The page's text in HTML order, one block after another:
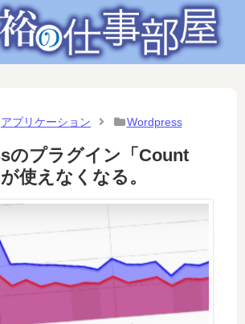
アプリケーション Wordpress
のプラグイン「Count
使えなくなる。